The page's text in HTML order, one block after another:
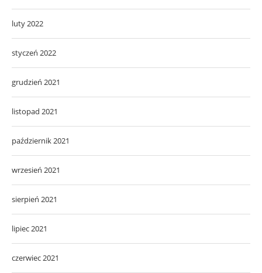
luty 2022
styczeń 2022
grudzień 2021
listopad 2021
październik 2021
wrzesień 2021
sierpień 2021
lipiec 2021
czerwiec 2021